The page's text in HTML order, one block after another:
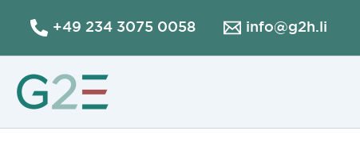
Inhalt
+49 234 3075 0058 info@g2h.li